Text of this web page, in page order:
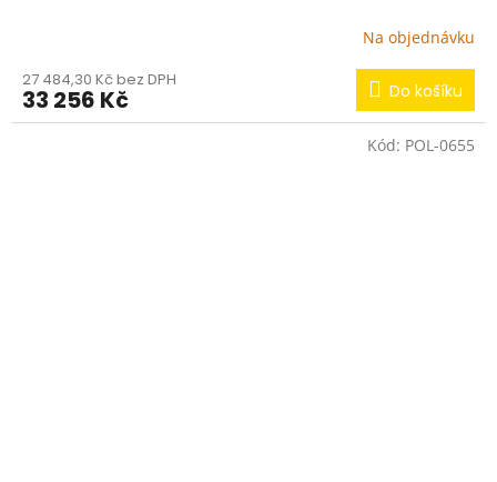
Na objednávku
27 484,30 Kč bez DPH
33 256 Kč Do košíku
Kód: POL-0655